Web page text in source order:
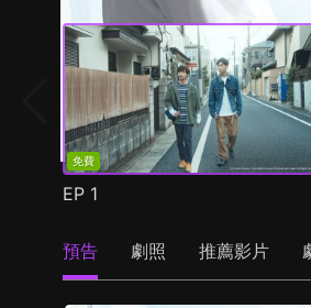
免費
EP 1
預告 劇照 推薦影片